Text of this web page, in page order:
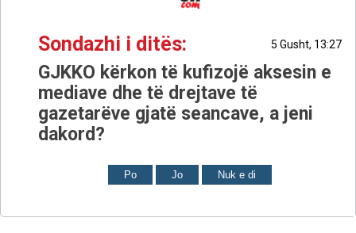
Sondazhi i ditës: 5 Gusht, 13:27
GJKKO kërkon të kufizojë aksesin e
mediave dhe të drejtave të
gazetarëve gjatë seancave, a jeni
dakord?
Po Jo Nuk e di